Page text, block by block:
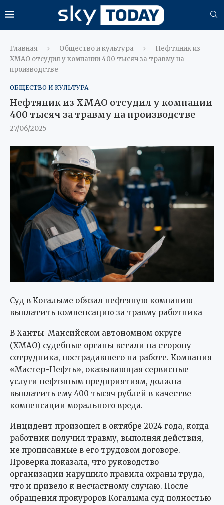
Главная Общество и культура
Нефтяник из
ХМАО отсудил у компании 400 тысяч за травму на
производстве
ОБЩЕСТВО И КУЛЬТУРА
Нефтяник из ХМАО отсудил у компании
400 тысяч за травму на производстве
27/06/2025
Суд в Когалыме обязал нефтяную компанию
выплатить компенсацию за травму работника
В Ханты-Мансийском автономном округе
(ХМАО) судебные органы встали на сторону
сотрудника, пострадавшего на работе. Компания
«Мастер-Нефть», оказывающая сервисные
услуги нефтяным предприятиям, должна
выплатить ему 400 тысяч рублей в качестве
компенсации морального вреда.
Инцидент произошел в октябре 2024 года, когда
работник получил травму, выполняя действия,
не прописанные в его трудовом договоре.
Проверка показала, что руководство
организации нарушило правила охраны труда,
что и привело к несчастному случаю. После
обращения прокуроров Когалыма суд полностью